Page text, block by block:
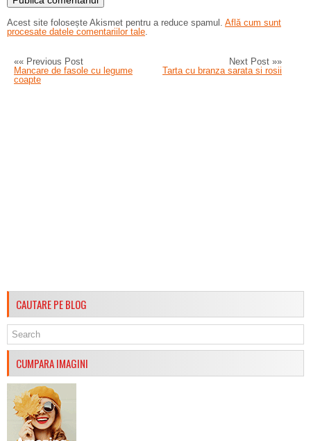
Acest site folosește Akismet pentru a reduce spamul. Află cum sunt
procesate datele comentariilor tale.
«« Previous Post
Mancare de fasole cu legume
coapte
Next Post »»
Tarta cu branza sarata si rosii
CAUTARE PE BLOG
CUMPARA IMAGINI